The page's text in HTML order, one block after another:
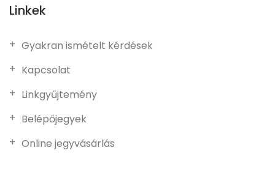
Linkek
Gyakran ismételt kérdések
Kapcsolat
Linkgyűjtemény
Belépőjegyek
Online jegyvásárlás